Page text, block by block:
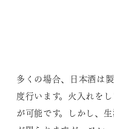
多くの場合、日本酒は
度行います。火入れを
が可能です。しかし、